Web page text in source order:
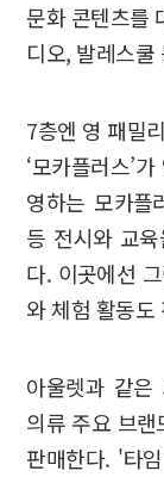
문화 콘텐츠를
디오, 발레스쿨
7층엔 영 패밀
‘모카플러스’
영하는 모카플
등 전시와 교
다. 이곳에선
와 체험 활동도
아울렛과 같은
의류 주요 브
판매한다. '타